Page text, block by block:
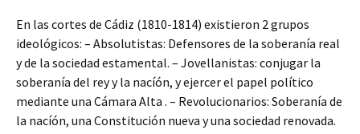
En las cortes de Cádiz (1810-1814) existieron 2 grupos
ideológicos: – Absolutistas: Defensores de la soberanía real
y de la sociedad estamental. – Jovellanistas: conjugar la
soberanía del rey y la nacíón, y ejercer el papel político
mediante una Cámara Alta . – Revolucionarios: Soberanía de
la nacíón, una Constitución nueva y una sociedad renovada.